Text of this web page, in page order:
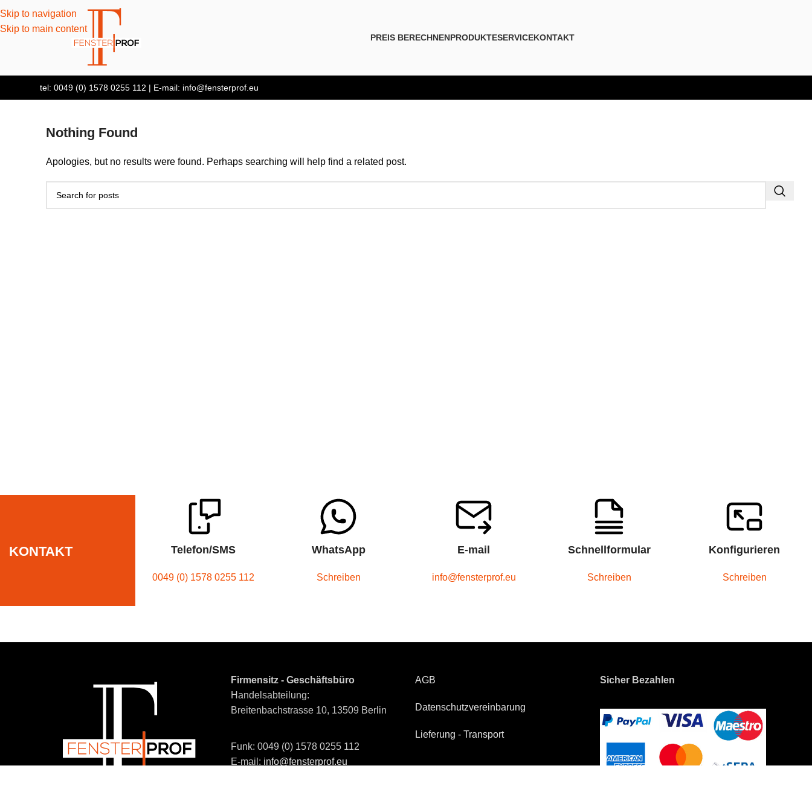
Skip to navigation
Skip to main content
PREIS BERECHNENPRODUKTESERVICEKONTAKT
tel: 0049 (0) 1578 0255 112 | E-mail: info@fensterprof.eu
Nothing Found
Apologies, but no results were found. Perhaps searching will help find a related post.
KONTAKT Telefon/SMS
0049 (0) 1578 0255 112
WhatsApp
Schreiben
E-mail
info@fensterprof.eu
Schnellformular
Schreiben
Konfigurieren
Schreiben
Firmensitz - Geschäftsbüro
Handelsabteilung:
Breitenbachstrasse 10, 13509 Berlin
Funk: 0049 (0) 1578 0255 112
E-mail: info@fensterprof.eu
AGB
Datenschutzvereinbarung
Lieferung - Transport
Sicher Bezahlen